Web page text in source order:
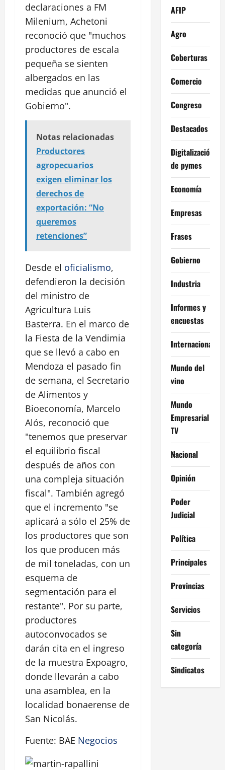
declaraciones a FM
Milenium, Achetoni
reconoció que "muchos
productores de escala
pequeña se sienten
albergados en las
medidas que anunció el
Gobierno".
Notas relacionadas
Productores
agropecuarios
exigen eliminar los
derechos de
exportación: “No
queremos
retenciones”
Desde el oficialismo,
defendieron la decisión
del ministro de
Agricultura Luis
Basterra. En el marco de
la Fiesta de la Vendimia
que se llevó a cabo en
Mendoza el pasado fin
de semana, el Secretario
de Alimentos y
Bioeconomía, Marcelo
Alós, reconoció que
"tenemos que preservar
el equilibrio fiscal
después de años con
una compleja situación
fiscal". También agregó
que el incremento "se
aplicará a sólo el 25% de
los productores que son
los que producen más
de mil toneladas, con un
esquema de
segmentación para el
restante". Por su parte,
productores
autoconvocados se
darán cita en el ingreso
de la muestra Expoagro,
donde llevarán a cabo
una asamblea, en la
localidad bonaerense de
San Nicolás.
Fuente: BAE Negocios
AFIP
Agro
Coberturas
Comercio
Congreso
Destacados
Digitalización
de pymes
Economía
Empresas
Frases
Gobierno
Industria
Informes y
encuestas
Internacional
Mundo del
vino
Mundo
Empresarial
TV
Nacional
Opinión
Poder
Judicial
Política
Principales
Provincias
Servicios
Sin
categoría
Sindicatos